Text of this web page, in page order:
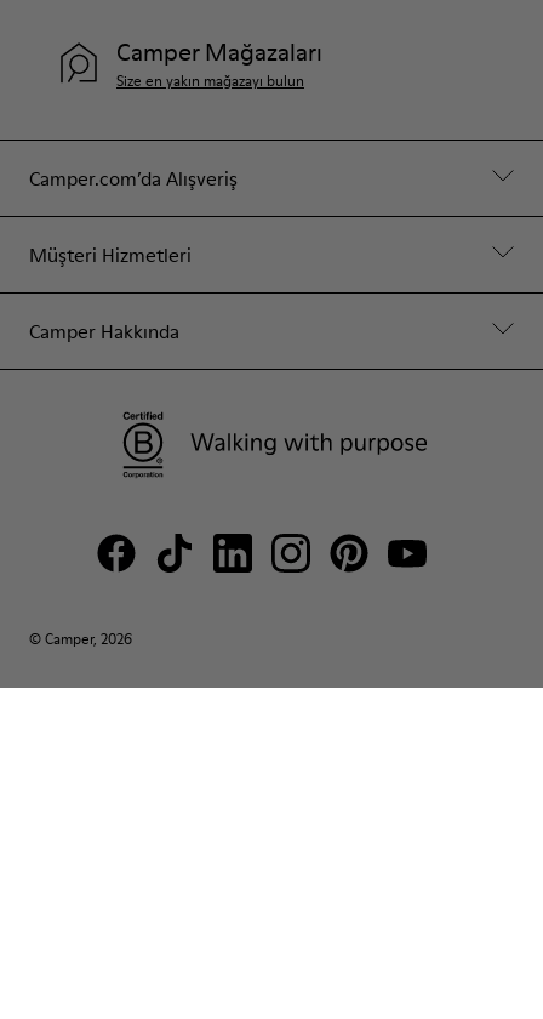
Camper.com’da Alışveriş
Müşteri Hizmetleri
Camper Hakkında
Camper Mağazaları
Size en yakın mağazayı bulun
© Camper, 2026